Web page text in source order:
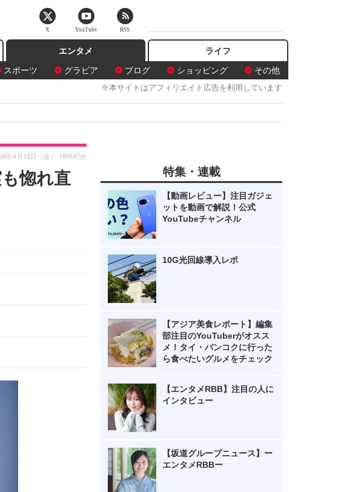
エンタメ
スポーツ グラビア ブログ ショッピング その他
ライフ
※本サイトはアフィリエイト広告を利用しています
惚れ直
年4月12日（金） 18時47分
特集・連載
【動画レビュー】注目ガジェ
ットを動画で解説！公式
YouTubeチャンネル
10G光回線導入レポ
【アジア美食レポート】編集
部注目のYouTuberがオスス
メ！タイ・バンコクに行った
ら食べたいグルメをチェック
【エンタメRBB】注目の人に
インタビュー
【坂道グループニュース】ー
エンタメRBBー
X YouTube RSS